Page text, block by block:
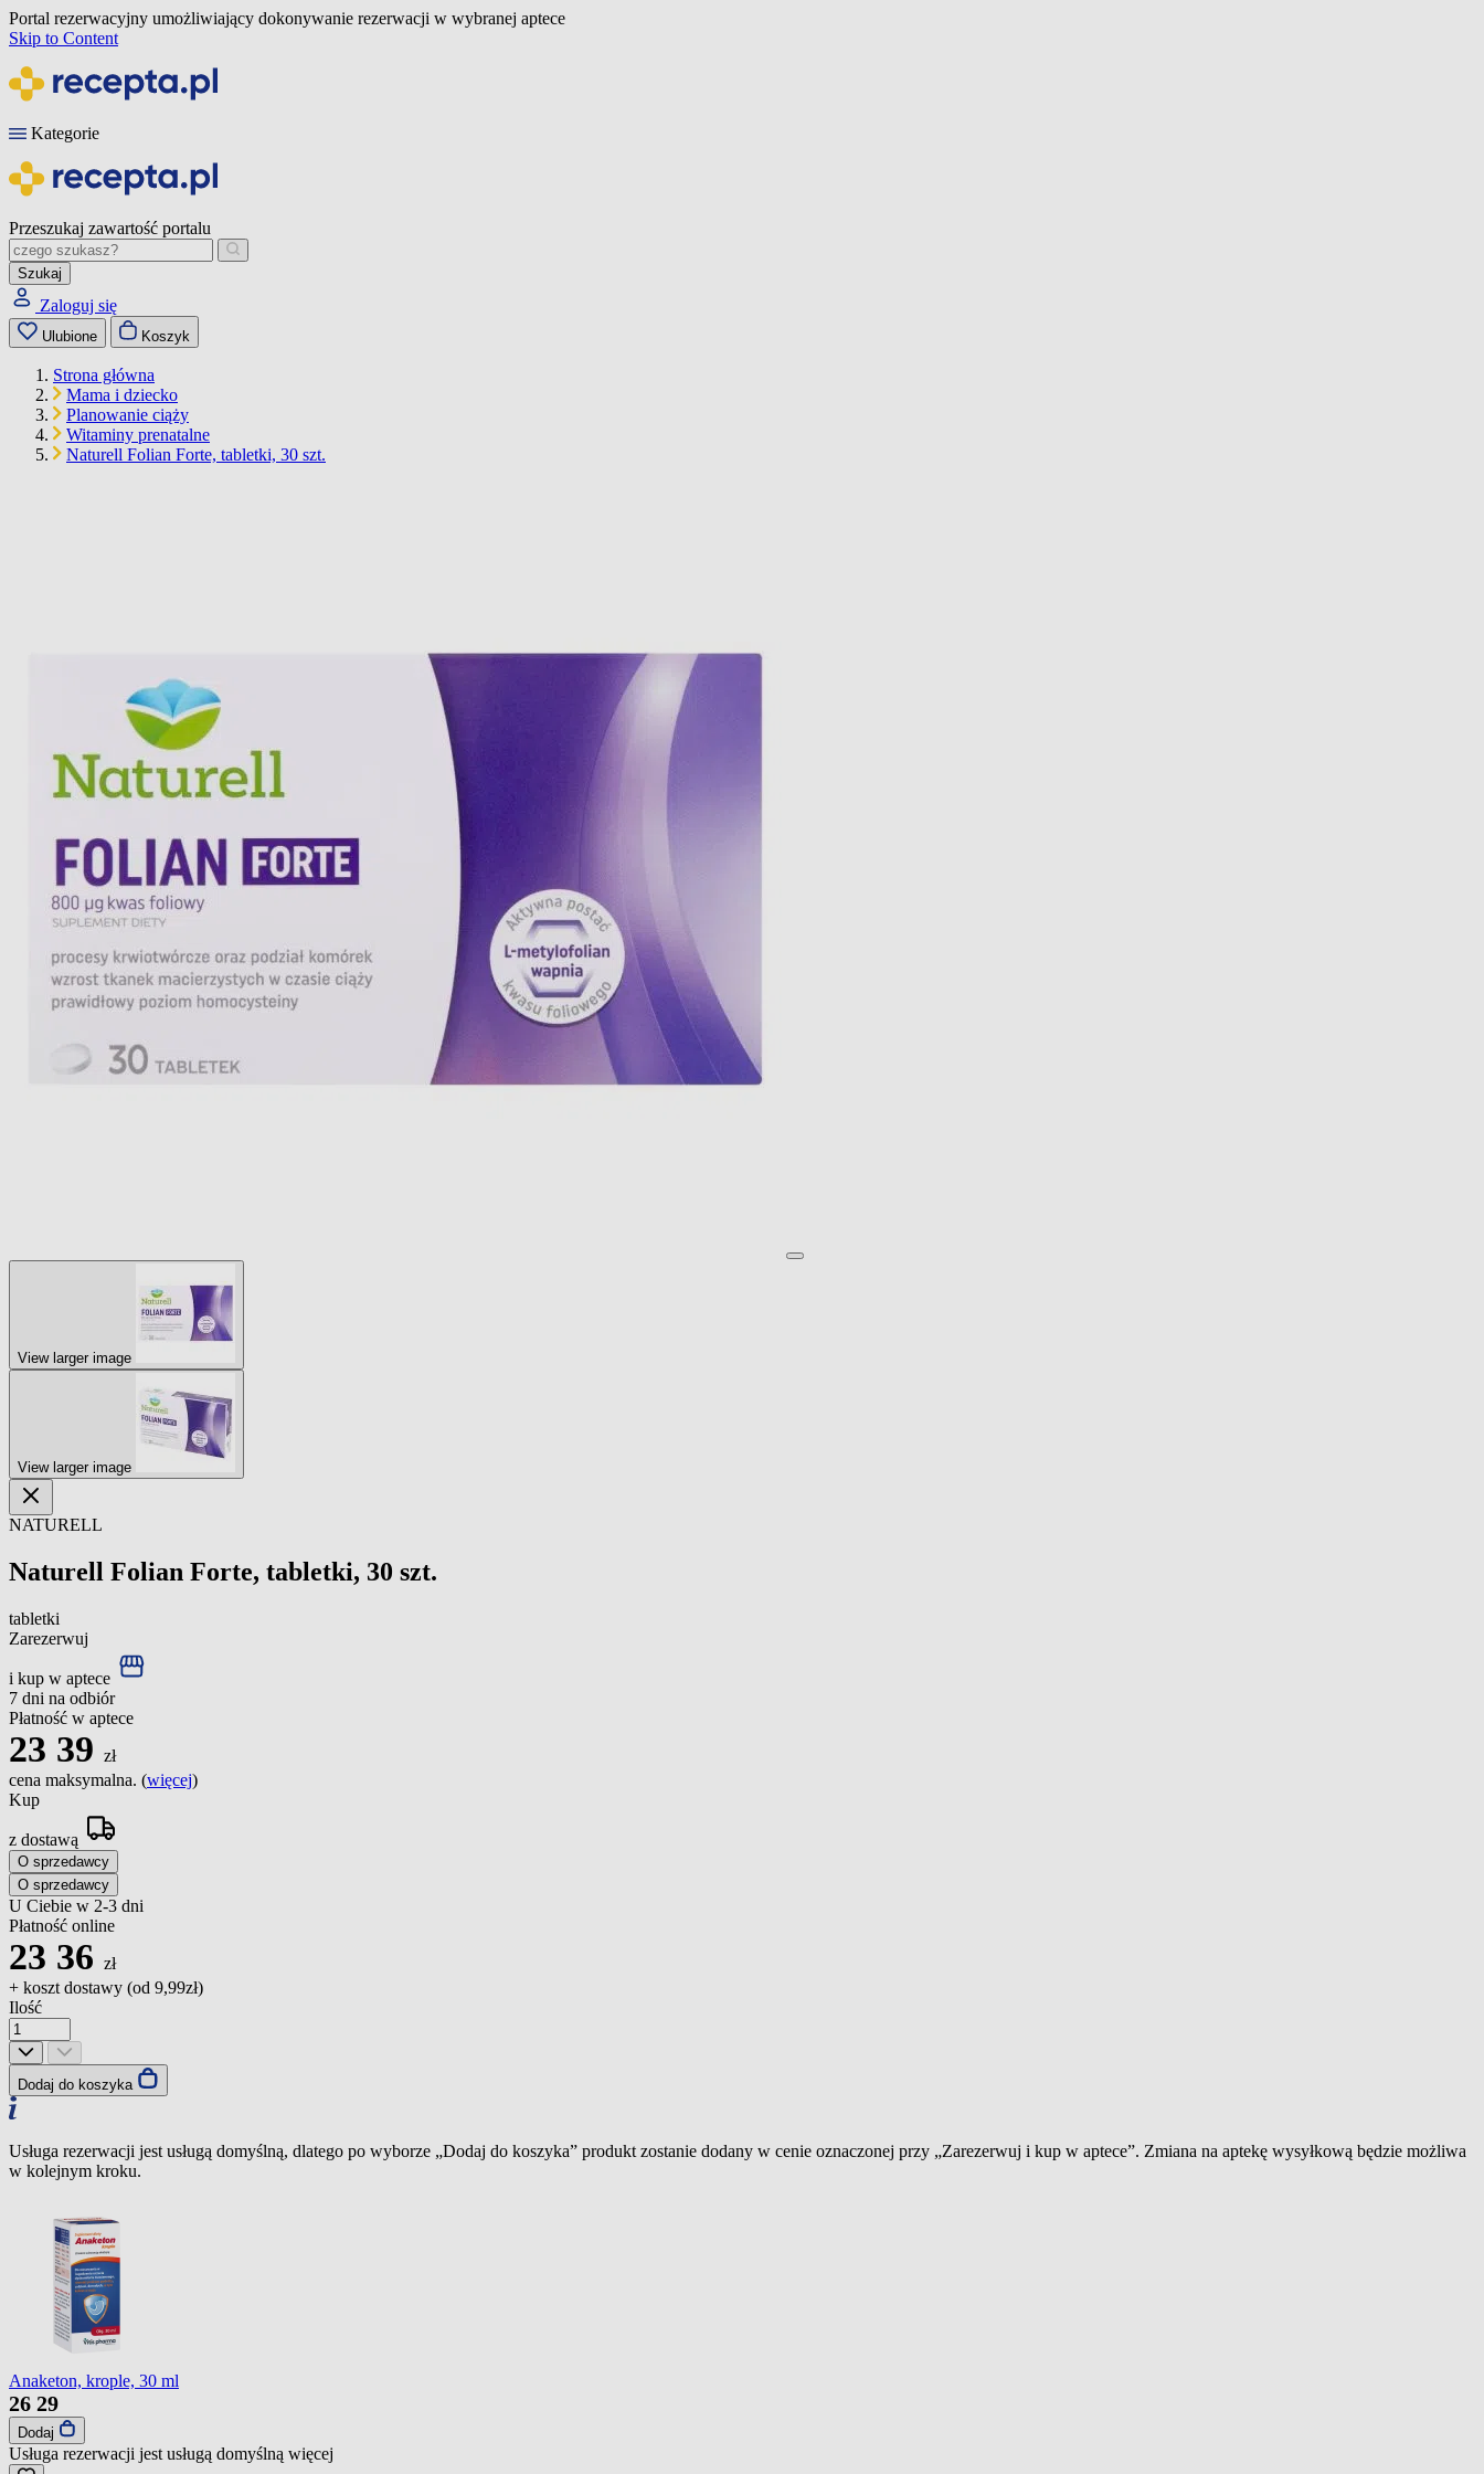
Portal rezerwacyjny umożliwiający dokonywanie rezerwacji w wybranej aptece
Skip to Content
Kategorie
Przeszukaj zawartość portalu
Szukaj
Zaloguj się
Ulubione Koszyk
Strona główna
Mama i dziecko
Planowanie ciąży
Witaminy prenatalne
Naturell Folian Forte, tabletki, 30 szt.
View larger image
View larger image
NATURELL
Naturell Folian Forte, tabletki, 30 szt.
tabletki
Zarezerwuj
i kup w aptece
7 dni na odbiór
Płatność w aptece
23 39 zł
cena maksymalna. (więcej)
Kup
z dostawą
O sprzedawcy
O sprzedawcy
U Ciebie w 2-3 dni
Płatność online
23 36 zł
+ koszt dostawy (od 9,99zł)
Ilość
Dodaj do koszyka
Usługa rezerwacji jest usługą domyślną, dlatego po wyborze „Dodaj do koszyka” produkt zostanie dodany w cenie oznaczonej przy „Zarezerwuj i kup w aptece”. Zmiana na aptekę wysyłkową będzie możliwa
w kolejnym kroku.
Anaketon, krople, 30 ml
26 29
Dodaj
Usługa rezerwacji jest usługą domyślną więcej